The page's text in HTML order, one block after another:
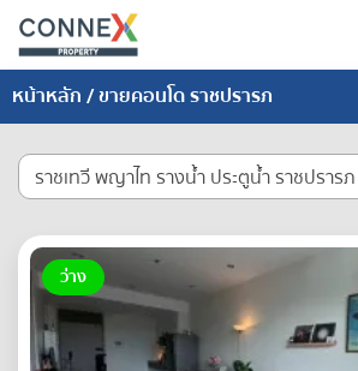
หน้าหลัก/ ขายคอนโด ราชปรารภ
ราชเทวี พญาไท รางน้ำ ประตูน้ำ ราชปรารภ
ว่าง